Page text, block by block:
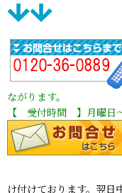
なが
【 受付時間 】月曜日
メールでの
け付けております。翌日